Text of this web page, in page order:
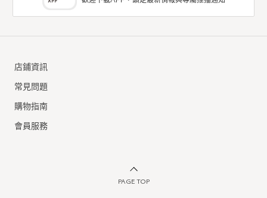
店鋪資訊
常見問題
購物指南
會員服務
PAGE TOP